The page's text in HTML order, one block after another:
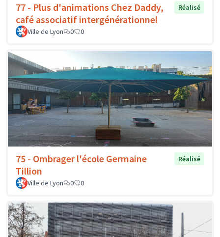
77 - Plus d'animations Chez Daddy,
café associatif intergénérationnel
Réalisé
Ville de Lyon 0 0
75 - Ombrager l'école Germaine
Tillion
Réalisé
Ville de Lyon 0 0